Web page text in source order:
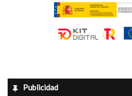
Publicidad